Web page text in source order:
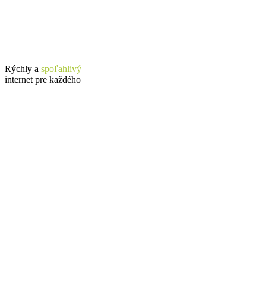
Rýchly a spoľahlivý
internet pre každého